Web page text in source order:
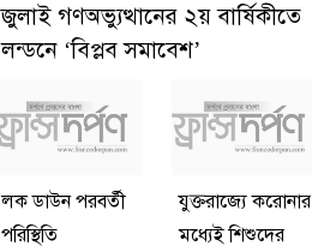
জুলাই গণঅভ্যুত্থানের ২য় বার্ষিকীতে
লন্ডনে ‘বিপ্লব সমাবেশ’
লক ডাউন পরবর্তী
পরিস্থিতি
যুক্তরাজ্যে করোনার
মধ্যেই শিশুদের